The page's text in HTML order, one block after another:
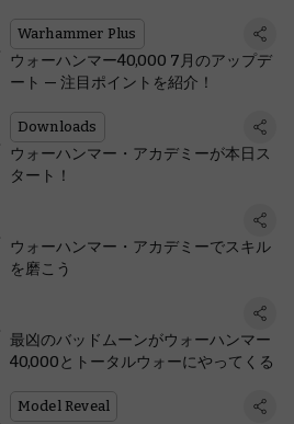
Warhammer Plus
ウォーハンマー40,000 7月のアップデ
ート — 注目ポイントを紹介！
Downloads
ウォーハンマー・アカデミーが本日ス
タート！
ウォーハンマー・アカデミーでスキル
を磨こう
最凶のバッドムーンがウォーハンマー
40,000とトータルウォーにやってくる
Model Reveal